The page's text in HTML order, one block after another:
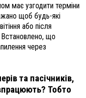
має узгодити терміни
щоб будь-які
або після
Встановлено, що
через
та пасічників,
Тобто